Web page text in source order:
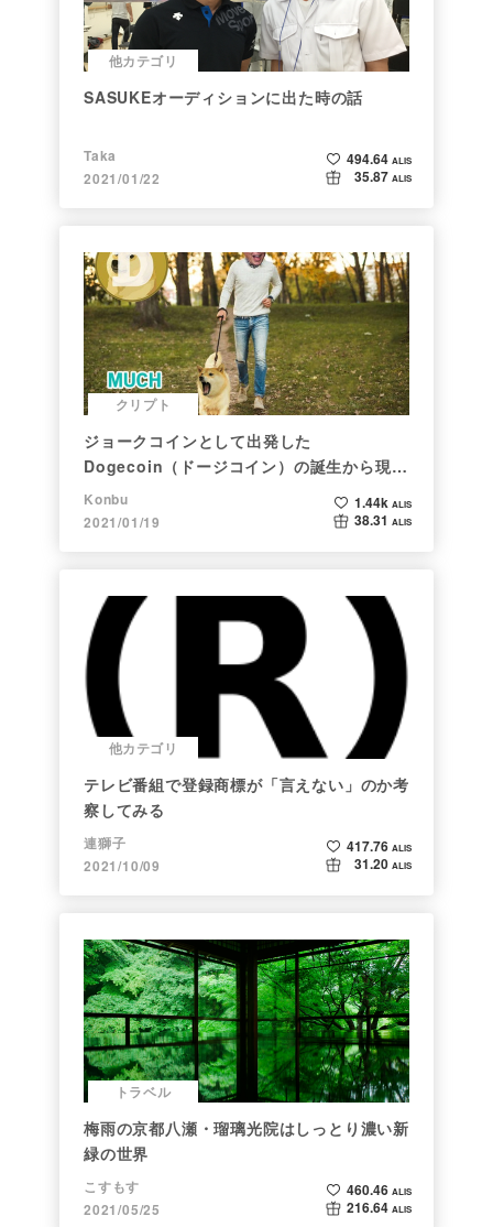
他カテゴリ
SASUKEオーディションに出た時の話
Taka
2021/01/22
494.64 ALIS
35.87 ALIS
クリプト
ジョークコインとして出発した
Dogecoin（ドージコイン）の誕生から現在
まで。注目される非証券性🐶
Konbu
2021/01/19
1.44k ALIS
38.31 ALIS
他カテゴリ
テレビ番組で登録商標が「言えない」のか考
察してみる
連獅子
2021/10/09
417.76 ALIS
31.20 ALIS
トラベル
梅雨の京都八瀬・瑠璃光院はしっとり濃い新
緑の世界
こすもす
2021/05/25
460.46 ALIS
216.64 ALIS